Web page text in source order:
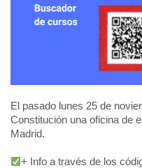
El pasado lunes 25 de
Constitución una oficina de
Madrid.
+ Info a través de los